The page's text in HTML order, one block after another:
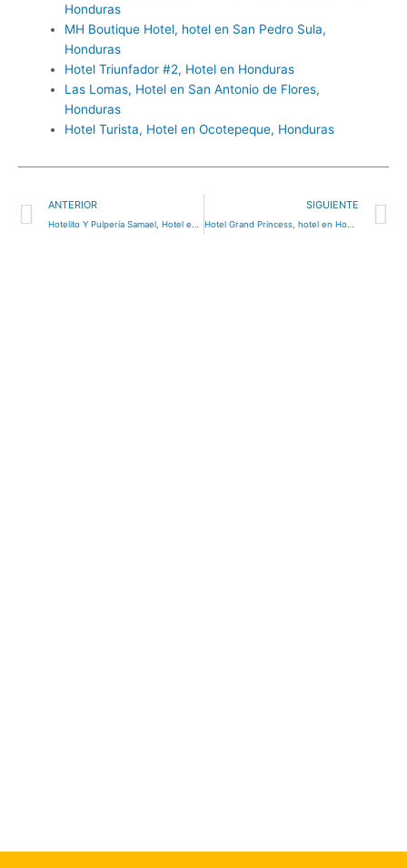
Honduras
MH Boutique Hotel, hotel en San Pedro Sula,
Honduras
Hotel Triunfador #2, Hotel en Honduras
Las Lomas, Hotel en San Antonio de Flores,
Honduras
Hotel Turista, Hotel en Ocotepeque, Honduras
Ant
ANTERIOR SIGUIENTE
Hotel Grand Princess, hotel en Honduras